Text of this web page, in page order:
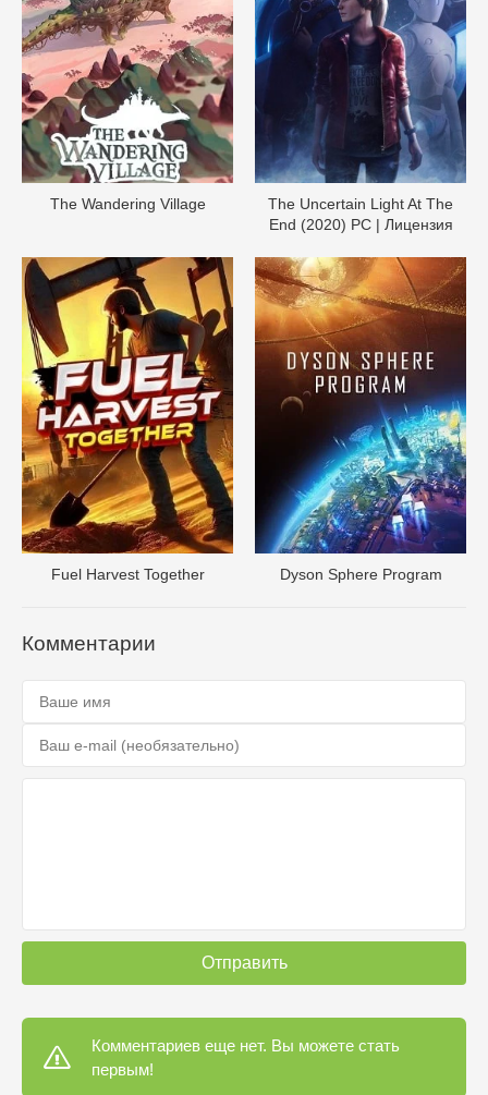
The Wandering Village
The Uncertain Light At The
End (2020) PC | Лицензия
Fuel Harvest Together Dyson Sphere Program
Комментарии
Отправить
Комментариев еще нет. Вы можете стать
первым!